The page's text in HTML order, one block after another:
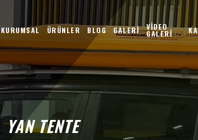
KURUMSAL ÜRÜNLER BLOG GALERİ VİDEO
GALERİ
YAN TENTE